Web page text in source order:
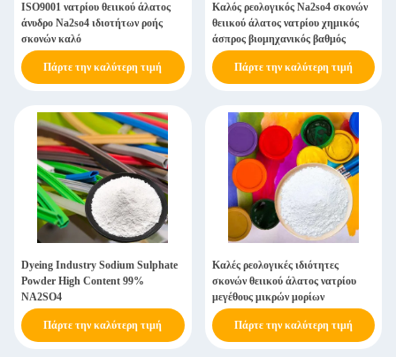
ISO9001 νατρίου θειικού άλατος
άνυδρο Na2so4 ιδιοτήτων ροής
σκονών καλό
Πάρτε την καλύτερη τιμή
Καλός ρεολογικός Na2so4 σκονών
θειικού άλατος νατρίου χημικός
άσπρος βιομηχανικός βαθμός
Πάρτε την καλύτερη τιμή
Dyeing Industry Sodium Sulphate
Powder High Content 99%
NA2SO4
Πάρτε την καλύτερη τιμή
Καλές ρεολογικές ιδιότητες
σκονών θειικού άλατος νατρίου
μεγέθους μικρών μορίων
Πάρτε την καλύτερη τιμή